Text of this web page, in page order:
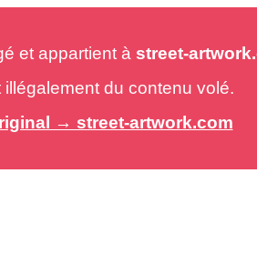
et appartient à street-
illégalement du contenu volé.
→ street-artwork.com